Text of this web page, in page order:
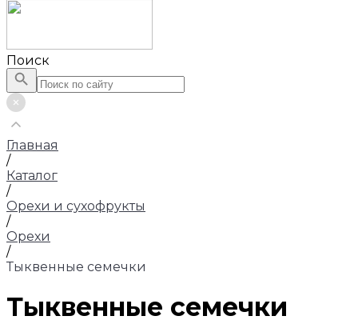
Поиск
Главная
/
Каталог
/
Орехи и сухофрукты
/
Орехи
/
Тыквенные семечки
Тыквенные семечки